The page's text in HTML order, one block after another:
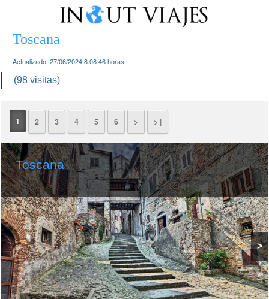
Toscana
Actualizado: 27/06/2024 8:08:46horas
(98 visitas)
1 2 3 4 5 6 > > |
Toscana
>